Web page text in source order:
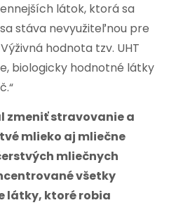
látok, ktorá sa
stáva nevyužiteľnou pre
hodnota tzv. UHT
biologicky hodnotné látky
zmeniť stravovanie a
mlieko aj mliečne
mliečnych
všetky
látky, ktoré robia